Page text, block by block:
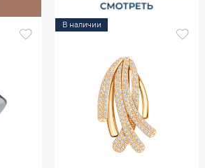
В наличии